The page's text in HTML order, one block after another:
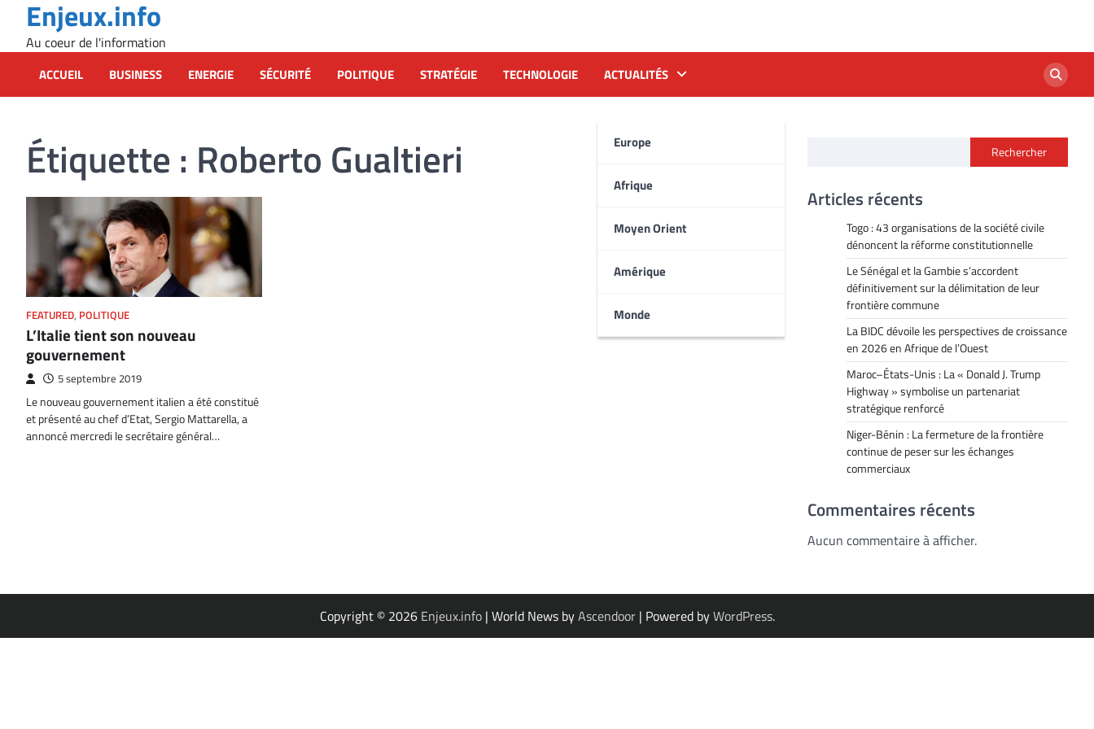
content
Enjeux.info
Au coeur de l'information
ACCUEIL BUSINESS ENERGIE SÉCURITÉ POLITIQUE STRATÉGIE TECHNOLOGIE ACTUALITÉS
Europe
Afrique
Moyen Orient
Amérique
Monde
Étiquette : Roberto Gualtieri
FEATURED, POLITIQUE
L’Italie tient son nouveau
gouvernement
5 septembre 2019
Le nouveau gouvernement italien a été constitué
et présenté au chef d’Etat, Sergio Mattarella, a
annoncé mercredi le secrétaire général…
Rechercher
Articles récents
Togo : 43 organisations de la société civile
dénoncent la réforme constitutionnelle
Le Sénégal et la Gambie s’accordent
définitivement sur la délimitation de leur
frontière commune
La BIDC dévoile les perspectives de croissance
en 2026 en Afrique de l’Ouest
Maroc–États-Unis : La « Donald J. Trump
Highway » symbolise un partenariat
stratégique renforcé
Niger-Bénin : La fermeture de la frontière
continue de peser sur les échanges
commerciaux
Commentaires récents
Aucun commentaire à afficher.
Copyright © 2026 Enjeux.info| World News byAscendoor| Powered byWordPress.